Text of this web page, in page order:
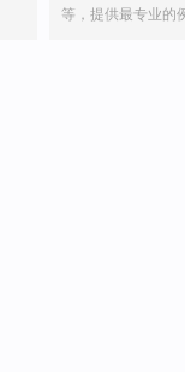
等，提供最专业的